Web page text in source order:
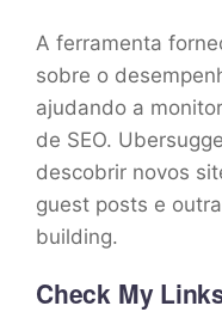
A ferramenta
sobre o
ajudando a
de SEO.
descobrir novos
guest posts e
building.
Check My